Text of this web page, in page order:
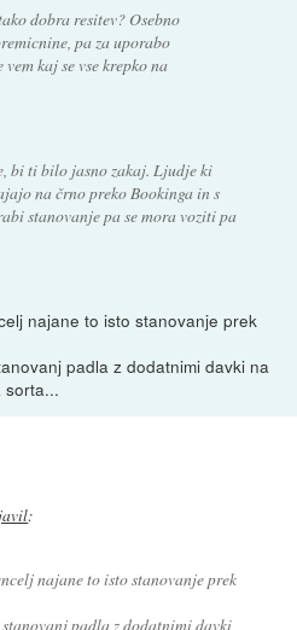
dobra resitev? Osebno
pa za uporabo
kaj se vse krepko na
bi ti bilo jasno zakaj. Ljudje ki
na črno preko Bookinga in s
stanovanje pa se mora voziti pa
najane to isto stanovanje prek
padla z dodatnimi davki na
sorta...
:
najane to isto stanovanje prek
padla z dodatnimi davki